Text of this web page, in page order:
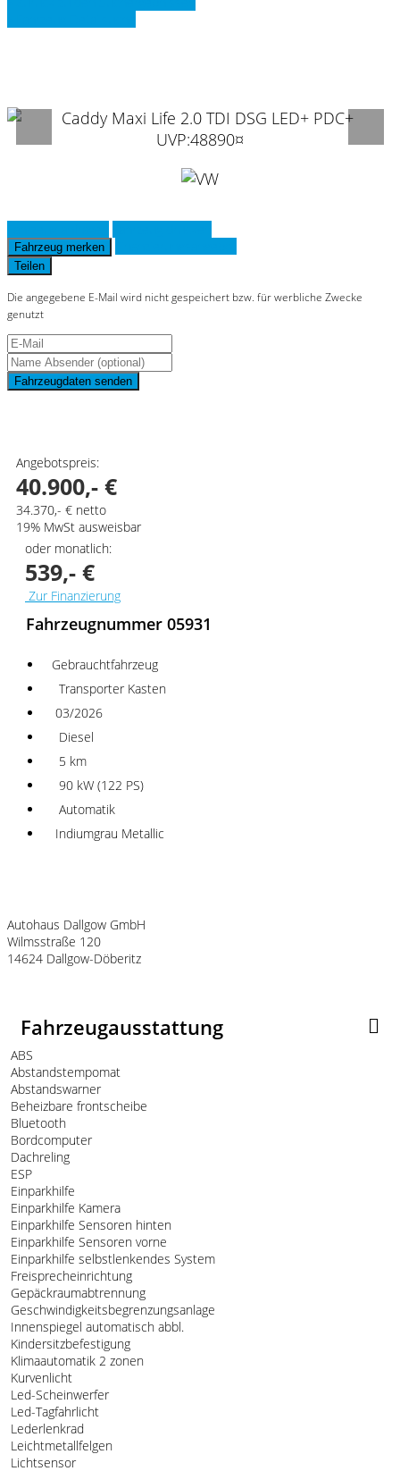
Fahrzeug merken
Teilen
Die angegebene E-Mail wird nicht gespeichert bzw. für werbliche Zwecke
genutzt
Fahrzeugdaten senden
Angebotspreis:
40.900,- €
34.370,- € netto
19% MwSt ausweisbar
oder monatlich:
539,- €
Zur Finanzierung
Fahrzeugnummer 05931
Gebrauchtfahrzeug
Transporter Kasten
03/2026
Diesel
5 km
90 kW (122 PS)
Automatik
Indiumgrau Metallic
Autohaus Dallgow GmbH
Wilmsstraße 120
14624 Dallgow-Döberitz
Fahrzeugausstattung
ABS
Abstandstempomat
Abstandswarner
Beheizbare frontscheibe
Bluetooth
Bordcomputer
Dachreling
ESP
Einparkhilfe
Einparkhilfe Kamera
Einparkhilfe Sensoren hinten
Einparkhilfe Sensoren vorne
Einparkhilfe selbstlenkendes System
Freisprecheinrichtung
Gepäckraumabtrennung
Geschwindigkeitsbegrenzungsanlage
Innenspiegel automatisch abbl.
Kindersitzbefestigung
Klimaautomatik 2 zonen
Kurvenlicht
Led-Scheinwerfer
Led-Tagfahrlicht
Lederlenkrad
Leichtmetallfelgen
Lichtsensor